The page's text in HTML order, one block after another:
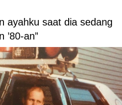
ayahku saat dia sedang
’80-an”